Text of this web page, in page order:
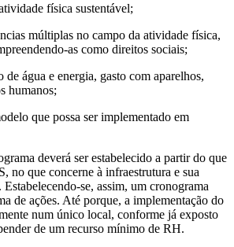
física sustentável;
múltiplas no campo da atividade física,
as como direitos sociais;
água e energia, gasto com aparelhos,
humanos;
que possa ser implementado em
deverá ser estabelecido a partir do que
no que concerne à infraestrutura e sua
se, assim, um cronograma
de ações. Até porque, a implementação do
num único local, conforme já exposto
de um recurso mínimo de RH.